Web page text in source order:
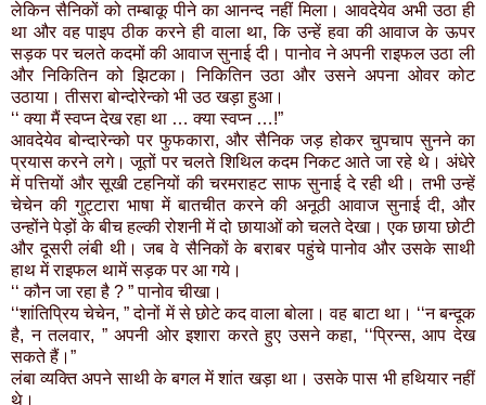
लेकिन सैनिकों को तम्बाकू पीने का आनन्द नहीं मिला। आवदेयेव अभी उठा ही
था और वह पाइप ठीक करने ही वाला था, कि उन्हें हवा की आवाज के ऊपर
सड़क पर चलते कदमों की आवाज सुनाई दी। पानोव ने अपनी राइफल उठा ली
और निकितिन को झिटका। निकितिन उठा और उसने अपना ओवर कोट
उठाया। तीसरा बोन्दोरेन्को भी उठ खड़ा हुआ।
‘‘ क्या मैं स्वप्न देख रहा था … क्या स्वप्न …!”
आवदेयेव बोन्दारेन्को पर फुफकारा, और सैनिक जड़ होकर चुपचाप सुनने का
प्रयास करने लगे। जूतों पर चलते शिथिल कदम निकट आते जा रहे थे। अंधेरे
में पत्तियों और सूखी टहनियों की चरमराहट साफ सुनाई दे रही थी। तभी उन्हें
चेचेन की गुट्टारा भाषा में बातचीत करने की अनूठी आवाज सुनाई दी, और
उन्होंने पेड़ों के बीच हल्की रोशनी में दो छायाओं को चलते देखा। एक छाया छोटी
और दूसरी लंबी थी। जब वे सैनिकों के बराबर पहुंचे पानोव और उसके साथी
हाथ में राइफल थामें सड़क पर आ गये।
‘‘ कौन जा रहा है ? ” पानोव चीखा।
‘‘शांतिप्रिय चेचेन, ” दोनों में से छोटे कद वाला बोला। वह बाटा था। ‘‘न बन्दूक
है, न तलवार, ” अपनी ओर इशारा करते हुए उसने कहा, ‘‘प्रिन्स, आप देख
सकते हैं।”
लंबा व्यक्ति अपने साथी के बगल में शांत खड़ा था। उसके पास भी हथियार नहीं
थे।